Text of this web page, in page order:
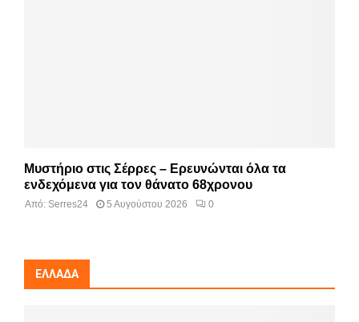
Μυστήριο στις Σέρρες – Ερευνώνται όλα τα
ενδεχόμενα για τον θάνατο 68χρονου
Από: Serres24 5 Αυγούστου 2026 0
ΕΛΛΆΔΑ